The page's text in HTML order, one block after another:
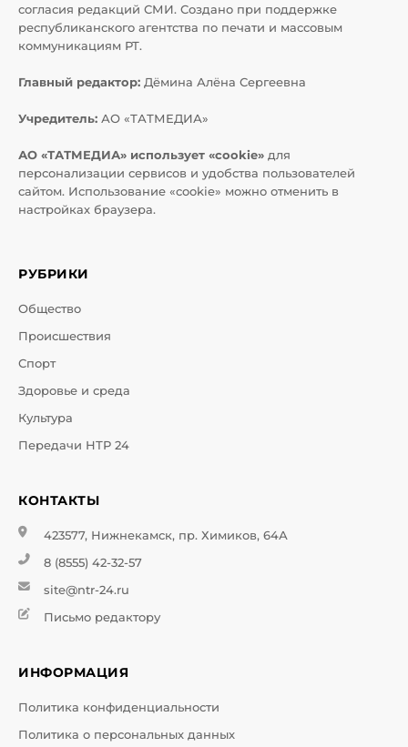
согласия редакций СМИ. Создано при поддержке
республиканского агентства по печати и массовым
коммуникациям РТ.
Главный редактор: Дёмина Алёна Сергеевна
Учредитель: АО «ТАТМЕДИА»
АО «ТАТМЕДИА» использует «cookie» для
персонализации сервисов и удобства пользователей
сайтом. Использование «cookie» можно отменить в
настройках браузера.
РУБРИКИ
Общество
Происшествия
Спорт
Здоровье и среда
Культура
Передачи НТР 24
КОНТАКТЫ
423577, Нижнекамск, пр. Химиков, 64А
8 (8555) 42-32-57
site@ntr-24.ru
Письмо редактору
ИНФОРМАЦИЯ
Политика конфиденциальности
Политика о персональных данных